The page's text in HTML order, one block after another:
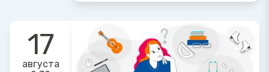
17
августа